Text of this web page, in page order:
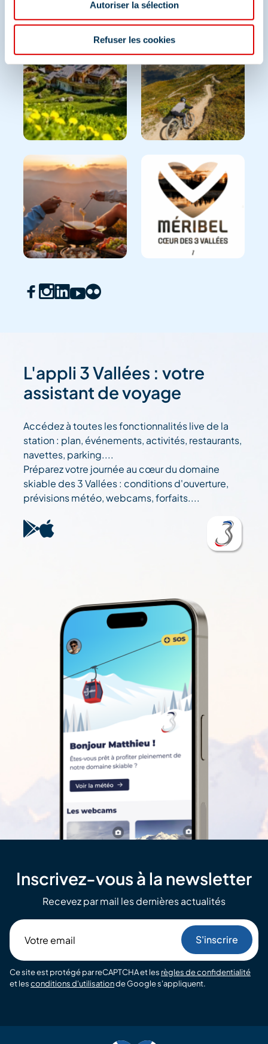
Autoriser la sélection
Refuser les cookies
Et retrouvez-nous sur les réseaux sociaux
L'appli 3 Vallées : votre
assistant de voyage
Accédez à toutes les fonctionnalités live de la
station : plan, événements, activités, restaurants,
navettes, parking....
Préparez votre journée au cœur du domaine
skiable des 3 Vallées : conditions d'ouverture,
prévisions météo, webcams, forfaits....
Inscrivez-vous à la newsletter
Recevez par mail les dernières actualités
email
Ce site est protégé par reCAPTCHA et les règles de confidentialité
et lesconditions d'utilisationde Google s'appliquent.